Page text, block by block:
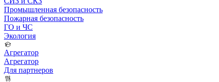
Промышленная безопасность
Пожарная безопасность
ГО и ЧС
Экология
Агрегатор
Агрегатор
Для партнеров